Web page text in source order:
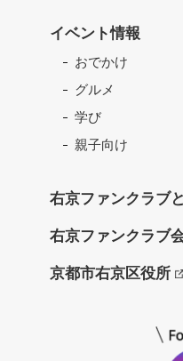
京
フ
と
イベント情報
おでかけ
グルメ
学び
親子向け
右京ファンクラブ
右京ファンクラブ
京都市右京区役所